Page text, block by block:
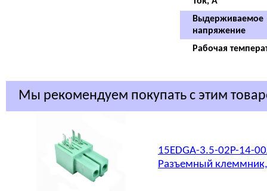
Выдерживаемое
напряжение
Рабочая
Мы рекомендуем покупать с этим
15EDGA-3.5-02P-14-
Разъемный